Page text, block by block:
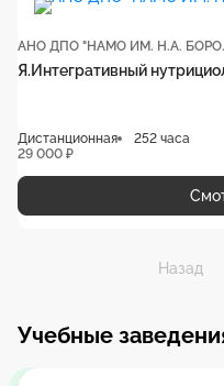
АНО ДПО
Я.Интегративный
Дистанционная
252 часа
29 000 ₽
Назад
Учебные